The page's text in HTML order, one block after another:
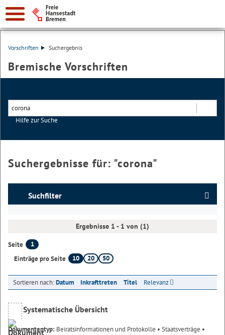
Vorschriften Suchergebnis
Bremische Vorschriften
Hilfe zur Suche
Suchergebnisse für: "corona"
Suchfilter
Ergebnisse 1 - 1 von (1)
Seite
1
Einträge pro Seite
10 20 50
Sortieren nach:Datum Inkrafttreten Titel Relevanz
Systematische Übersicht
Dokumententyp: Beiratsinformationen und Protokolle • Staatsverträge •